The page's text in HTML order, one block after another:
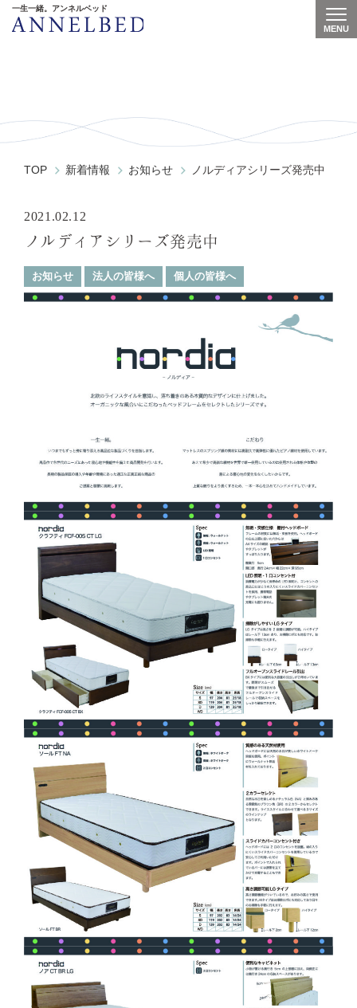
一生一緒。アンネルベッド
MENU
TOP 新着情報 お知らせ ノルディアシリーズ発売中
2021.02.12
ノルディアシリーズ発売中
お知らせ 法人の皆様へ 個人の皆様へ